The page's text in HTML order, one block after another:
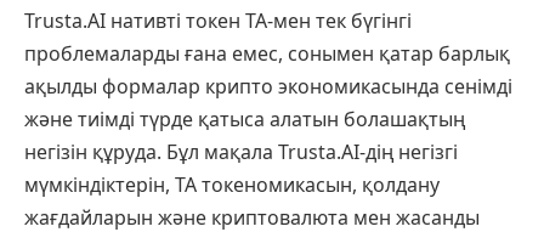
Trusta.AI нативті токен TA-мен тек бүгінгі
проблемаларды ғана емес, сонымен қатар барлық
ақылды формалар крипто экономикасында сенімді
және тиімді түрде қатыса алатын болашақтың
негізін құруда. Бұл мақала Trusta.AI-дің негізгі
мүмкіндіктерін, TA токеномикасын, қолдану
жағдайларын және криптовалюта мен жасанды